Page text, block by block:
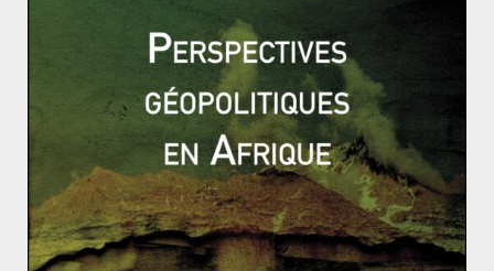
Élections législatives égyptiennes : la péripétie islami
ste se poursuit
L’Europe du congrès de Vienne et la Sainte Alliance
(1815 – 1830)